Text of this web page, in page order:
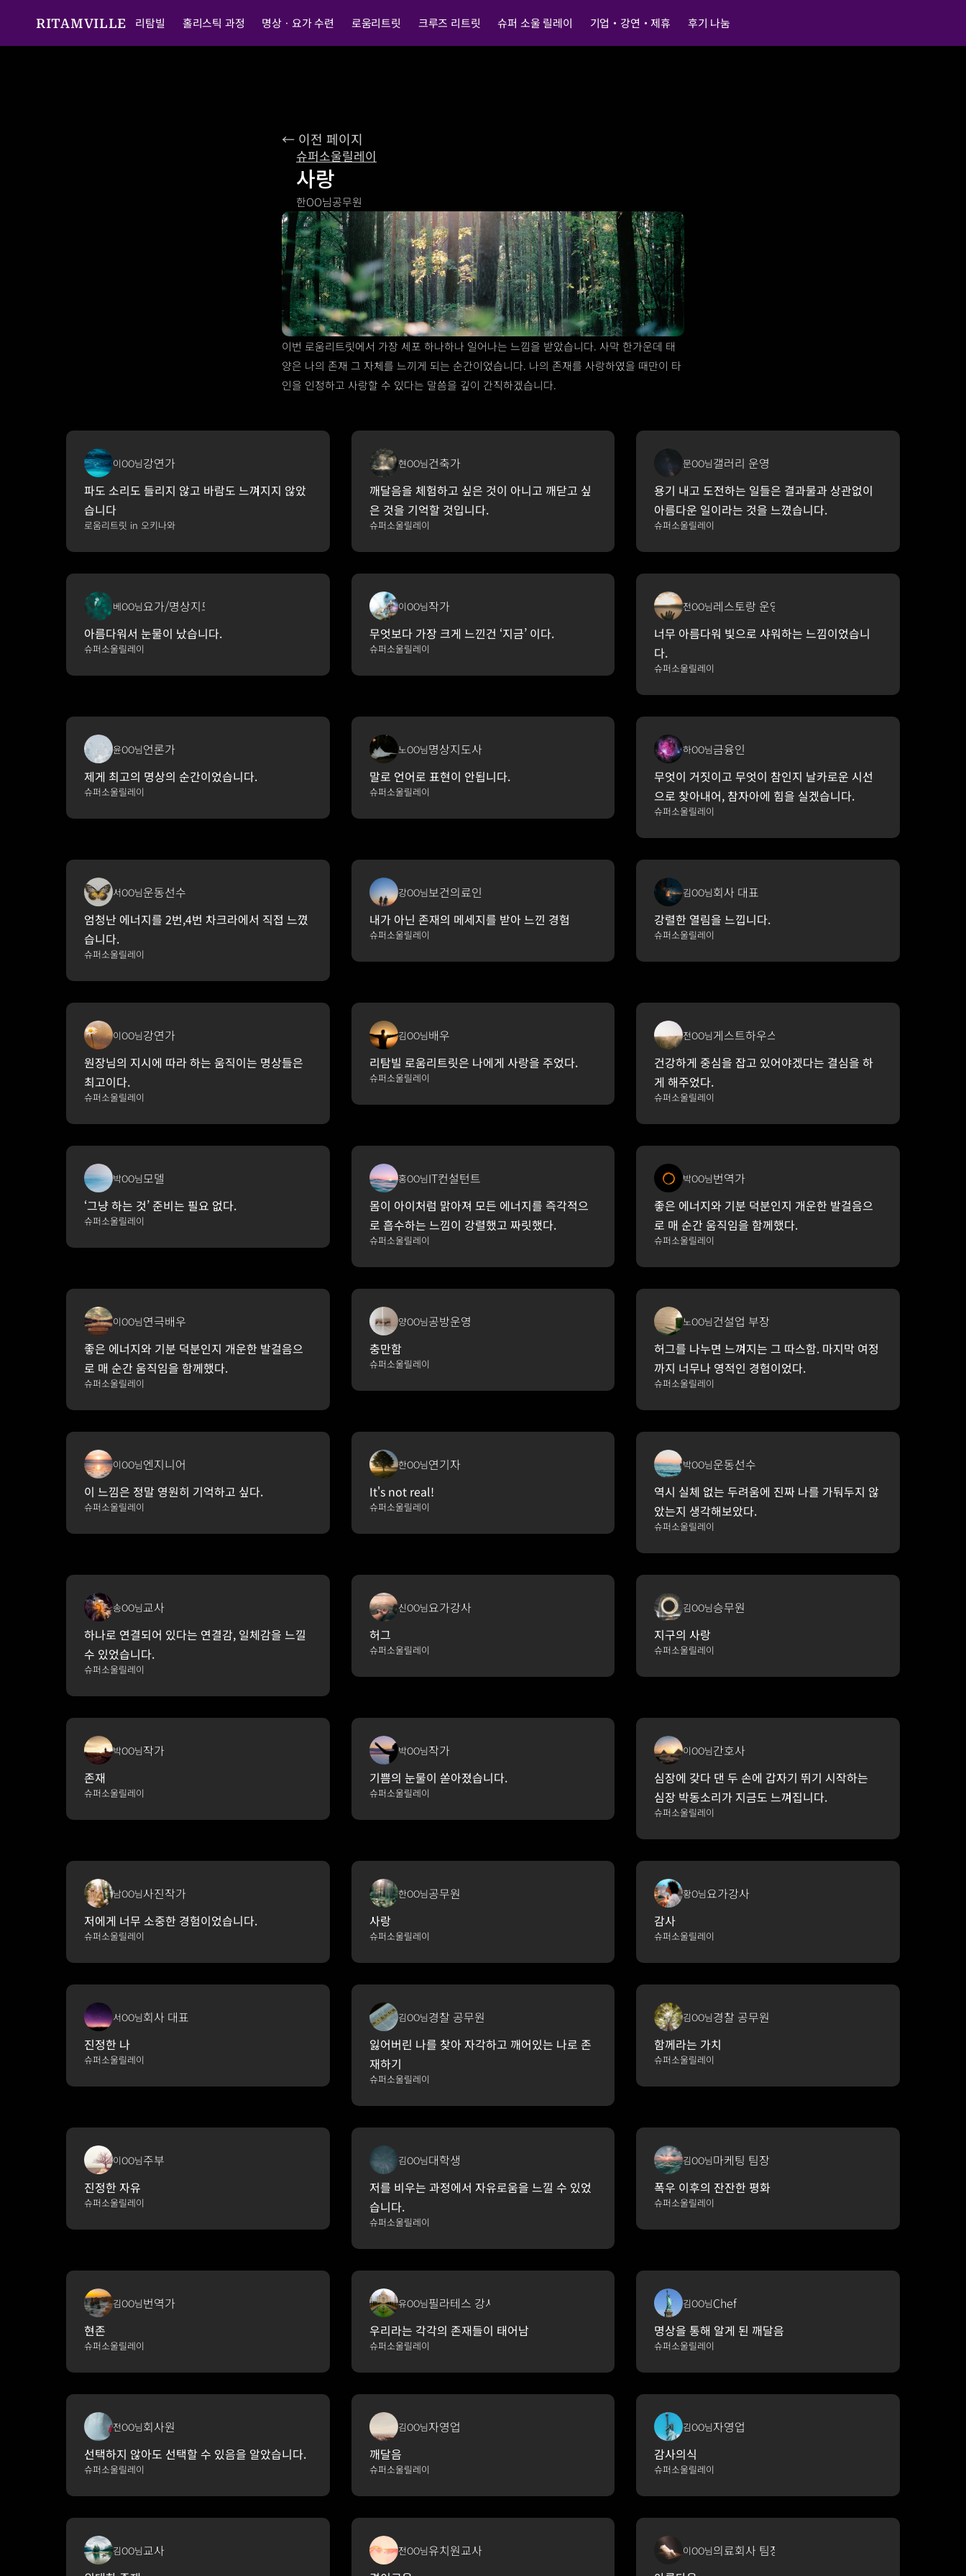
RITAMVILLE 리탐빌 홀리스틱 과정 명상ㆍ요가 수련 로움리트릿 크루즈 리트릿 슈퍼 소울 릴레이 기업・강연・제휴 후기 나눔
← 이전 페이지
슈퍼소울릴레이
사랑
한OO님공무원
이번 로움리트릿에서 가장 세포 하나하나 일어나는 느낌을 받았습니다. 사막 한가운데 태
양은 나의 존재 그 자체를 느끼게 되는 순간이었습니다. 나의 존재를 사랑하였을 때만이 타
인을 인정하고 사랑할 수 있다는 말씀을 깊이 간직하겠습니다.
이OO님강연가
파도 소리도 들리지 않고 바람도 느껴지지 않았
습니다
로움리트릿 in 오키나와
현OO님건축가
깨달음을 체험하고 싶은 것이 아니고 깨닫고 싶
은 것을 기억할 것입니다.
슈퍼소울릴레이
문OO님갤러리 운영
용기 내고 도전하는 일들은 결과물과 상관없이
아름다운 일이라는 것을 느꼈습니다.
슈퍼소울릴레이
베OO님요가/명상지도자
아름다워서 눈물이 났습니다.
슈퍼소울릴레이
이OO님작가
무엇보다 가장 크게 느낀건 ‘지금’ 이다.
슈퍼소울릴레이
전OO님레스토랑 운영
너무 아름다워 빛으로 샤워하는 느낌이었습니
다.
슈퍼소울릴레이
윤OO님언론가
제게 최고의 명상의 순간이었습니다.
슈퍼소울릴레이
노OO님명상지도사
말로 언어로 표현이 안됩니다.
슈퍼소울릴레이
하OO님금융인
무엇이 거짓이고 무엇이 참인지 날카로운 시선
으로 찾아내어, 참자아에 힘을 실겠습니다.
슈퍼소울릴레이
서OO님운동선수
엄청난 에너지를 2번,4번 차크라에서 직접 느꼈
습니다.
슈퍼소울릴레이
강OO님보건의료인
내가 아닌 존재의 메세지를 받아 느낀 경험
슈퍼소울릴레이
김OO님회사 대표
강렬한 열림을 느낍니다.
슈퍼소울릴레이
이OO님강연가
원장님의 지시에 따라 하는 움직이는 명상들은
최고이다.
슈퍼소울릴레이
김OO님배우
리탐빌 로움리트릿은 나에게 사랑을 주었다.
슈퍼소울릴레이
전OO님게스트하우스 운영
건강하게 중심을 잡고 있어야겠다는 결심을 하
게 해주었다.
슈퍼소울릴레이
박OO님모델
‘그냥 하는 것’ 준비는 필요 없다.
슈퍼소울릴레이
홍OO님IT컨설턴트
몸이 아이처럼 맑아져 모든 에너지를 즉각적으
로 흡수하는 느낌이 강렬했고 짜릿했다.
슈퍼소울릴레이
박OO님번역가
좋은 에너지와 기분 덕분인지 개운한 발걸음으
로 매 순간 움직임을 함께했다.
슈퍼소울릴레이
이OO님연극배우
좋은 에너지와 기분 덕분인지 개운한 발걸음으
로 매 순간 움직임을 함께했다.
슈퍼소울릴레이
양OO님공방운영
충만함
슈퍼소울릴레이
노OO님건설업 부장
허그를 나누면 느껴지는 그 따스함. 마지막 여정
까지 너무나 영적인 경험이었다.
슈퍼소울릴레이
이OO님엔지니어
이 느낌은 정말 영원히 기억하고 싶다.
슈퍼소울릴레이
한OO님연기자
It's not real!
슈퍼소울릴레이
박OO님운동선수
역시 실체 없는 두려움에 진짜 나를 가둬두지 않
았는지 생각해보았다.
슈퍼소울릴레이
송OO님교사
하나로 연결되어 있다는 연결감, 일체감을 느낄
수 있었습니다.
슈퍼소울릴레이
신OO님요가강사
허그
슈퍼소울릴레이
김OO님승무원
지구의 사랑
슈퍼소울릴레이
박OO님작가
존재
슈퍼소울릴레이
박OO님작가
기쁨의 눈물이 쏟아졌습니다.
슈퍼소울릴레이
이OO님간호사
심장에 갖다 댄 두 손에 갑자기 뛰기 시작하는
심장 박동소리가 지금도 느껴집니다.
슈퍼소울릴레이
남OO님사진작가
저에게 너무 소중한 경험이었습니다.
슈퍼소울릴레이
한OO님공무원
사랑
슈퍼소울릴레이
황O님요가강사
감사
슈퍼소울릴레이
서OO님회사 대표
진정한 나
슈퍼소울릴레이
김OO님경찰 공무원
잃어버린 나를 찾아 자각하고 깨어있는 나로 존
재하기
슈퍼소울릴레이
김OO님경찰 공무원
함께라는 가치
슈퍼소울릴레이
이OO님주부
진정한 자유
슈퍼소울릴레이
김OO님대학생
저를 비우는 과정에서 자유로움을 느낄 수 있었
습니다.
슈퍼소울릴레이
김OO님마케팅 팀장
폭우 이후의 잔잔한 평화
슈퍼소울릴레이
김OO님번역가
현존
슈퍼소울릴레이
유OO님필라테스 강사
우리라는 각각의 존재들이 태어남
슈퍼소울릴레이
김OO님Chef
명상을 통해 알게 된 깨달음
슈퍼소울릴레이
전OO님회사원
선택하지 않아도 선택할 수 있음을 알았습니다.
슈퍼소울릴레이
김OO님자영업
깨달음
슈퍼소울릴레이
김OO님자영업
감사의식
슈퍼소울릴레이
김OO님교사
전OO님유치원교사
이OO님의료회사 팀장